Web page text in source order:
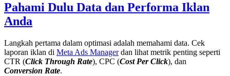
Pahami Dulu Data dan Performa Iklan
Anda
Langkah pertama dalam optimasi adalah memahami data. Cek
laporan iklan di Meta Ads Managerdan lihat metrik penting seperti
CTR (Click Through Rate), CPC (Cost Per Click), dan
Conversion Rate.